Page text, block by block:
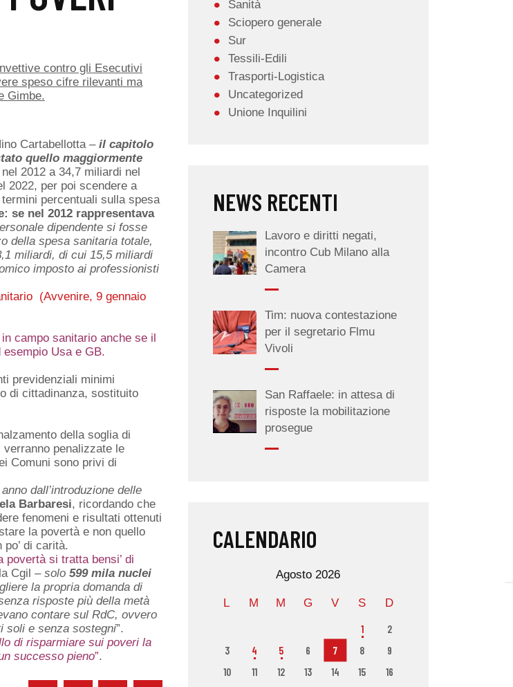
contro gli Esecutivi
speso cifre rilevanti ma
Gimbe.
Cartabellotta– il capitolo
quello maggiormente
2012 a 34,7 miliardi nel
2022, per poi scendere a
percentuali sulla spesa
se nel 2012 rappresentava
dipendente si fosse
della spesa sanitaria totale,
miliardi, di cui 15,5 miliardi
imposto ai professionisti
(Avvenire, 9 gennaio
campo sanitario anche se il
Usa e GB.
previdenziali minimi
di cittadinanza, sostituito
della soglia di
penalizzate le
Comuni sono privi di
dall’introduzione delle
Barbaresi, ricordando che
fenomeni e risultati ottenuti
la povertà e non quello
di carità.
si tratta bensi’ di
Cgil – solo 599 mila nuclei
la propria domanda di
risposte più della metà
contare sul RdC, ovvero
soli e senza sostegni”.
di risparmiare sui poveri la
successo pieno”.
Sanità
Sciopero generale
Sur
Tessili-Edili
Trasporti-Logistica
Uncategorized
Unione Inquilini
NEWS RECENTI
Lavoro e diritti negati,
incontro Cub Milano alla
Camera
Tim: nuova contestazione
per il segretario Flmu
Vivoli
San Raffaele: in attesa di
risposte la mobilitazione
prosegue
CALENDARIO
Agosto 2026
L M M G V S D
1
2
3
4 5 6 7 8
9
10
11 12 13 14 15
16